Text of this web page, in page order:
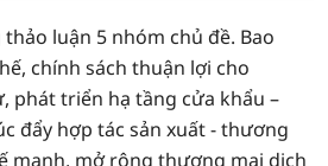
luận 5 nhóm chủ đề. Bao
chính sách thuận lợi cho
phát triển hạ tầng cửa khẩu –
đẩy hợp tác sản xuất - thương
mạnh, mở rộng thương mại dịch